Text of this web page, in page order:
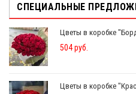
СПЕЦИАЛЬНЫЕ
Цветы в коробке
504 руб.
Цветы в коробке